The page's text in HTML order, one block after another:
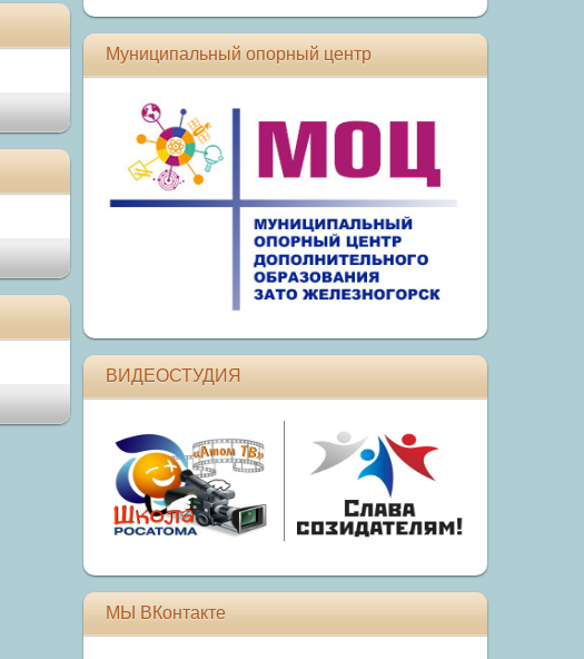
Муниципальный опорный центр
ВИДЕОСТУДИЯ
МЫ ВКонтакте